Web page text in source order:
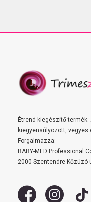
Étrend-kiegészítő
kiegyensúlyozott,
Forgalmazza:
BABY-MED Professional
2000 Szentendre Kőzúzó